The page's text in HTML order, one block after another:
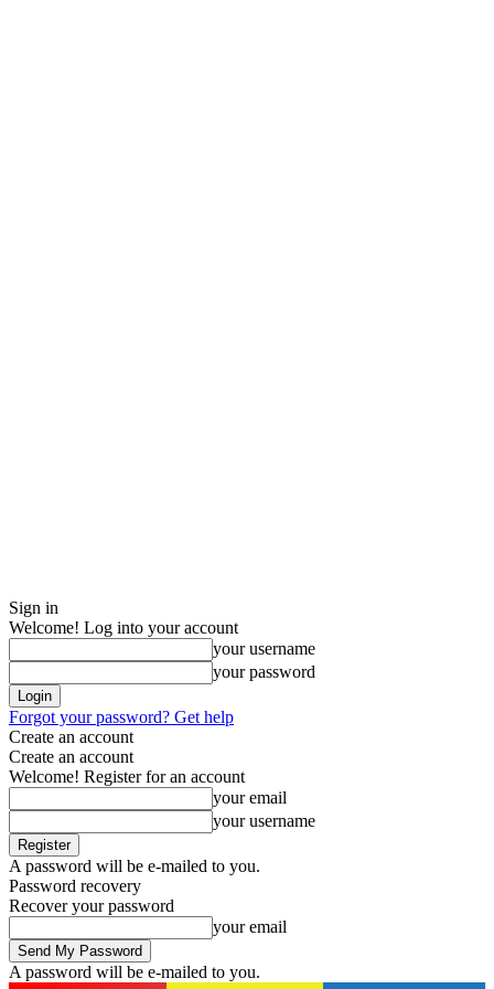
Sign in
Welcome! Log into your account
your username
your password
Forgot your password? Get help
Create an account
Create an account
Welcome! Register for an account
your email
your username
A password will be e-mailed to you.
Password recovery
Recover your password
your email
A password will be e-mailed to you.